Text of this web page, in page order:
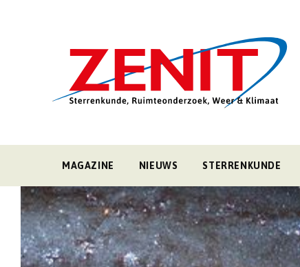
MAGAZINE NIEUWS STERRENKUNDE